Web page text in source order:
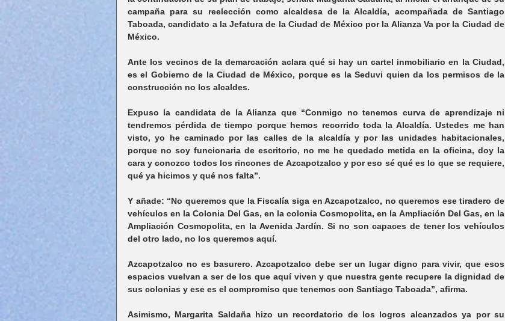
campaña para su reelección como alcaldesa de la Alcaldía, acompañada de Santiago
Taboada, candidato a la Jefatura de la Ciudad de México por la Alianza Va por la Ciudad de
México.
Ante los vecinos de la demarcación aclara qué si hay un cartel inmobiliario en la Ciudad,
es el Gobierno de la Ciudad de México, porque es la Seduvi quien da los permisos de la
construcción no los alcaldes.
Expuso la candidata de la Alianza que “Conmigo no tenemos curva de aprendizaje ni
tendremos pérdida de tiempo porque hemos recorrido toda la Alcaldía. Ustedes me han
visto, yo he caminado por las calles de la alcaldía y por las unidades habitacionales,
porque no soy funcionaria de escritorio, no me he quedado metida en la oficina, doy la
cara y conozco todos los rincones de Azcapotzalco y por eso sé qué es lo que se requiere,
qué ya hicimos y qué nos falta”.
Y añade: “No queremos que la Fiscalía siga en Azcapotzalco, no queremos ese tiradero de
vehículos en la Colonia Del Gas, en la colonia Cosmopolita, en la Ampliación Del Gas, en la
Ampliación Cosmopolita, en la Avenida Jardín. Si no son capaces de tener los vehículos
del otro lado, no los queremos aquí.
Azcapotzalco no es basurero. Azcapotzalco debe ser un lugar digno para vivir, que esos
espacios vuelvan a ser de los que aquí viven y que nuestra gente recupere la dignidad de
sus colonias y ese es el compromiso que tenemos con Santiago Taboada”, afirma.
Asimismo, Margarita Saldaña hizo un recordatorio de los logros alcanzados ya por su